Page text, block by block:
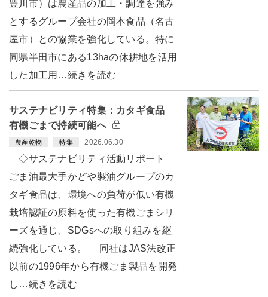
豊川市）は農産品の加工・調達を強み
とするグループ会社の岡本食品（名古
屋市）との協業を強化している。特に
同県半田市にある13haの休耕地を活用
した加工用…続きを読む
サステナビリティ特集：カタギ食品
有機ごまで持続可能へ
農産乾物 特集 2026.06.30
◇サステナビリティ活動リポート
ごま油最大手かどや製油グループのカ
タギ食品は、環境への負荷が低い有機
栽培認証の原料を使った有機ごまシリ
ーズを通じ、SDGsへの取り組みを継
続強化している。 同社はJAS法改正
以前の1996年から有機ごま製品を開発
し…続きを読む